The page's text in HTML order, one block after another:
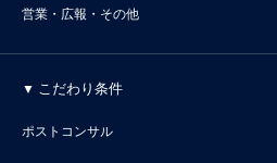
営業・広報・その他
こだわり条件
ポストコンサル